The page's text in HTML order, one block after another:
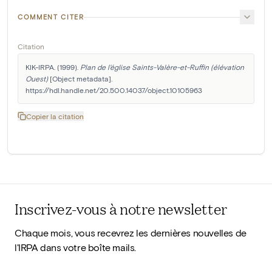
COMMENT CITER
Citation
KIK-IRPA. (1999). Plan de l'église Saints-Valère-et-Ruffin (élévation
Ouest) [Object metadata].
https://hdl.handle.net/20.500.14037/object.10105963
Copier la citation
Inscrivez-vous à notre newsletter
Chaque mois, vous recevrez les dernières nouvelles de
l'IRPA dans votre boîte mails.